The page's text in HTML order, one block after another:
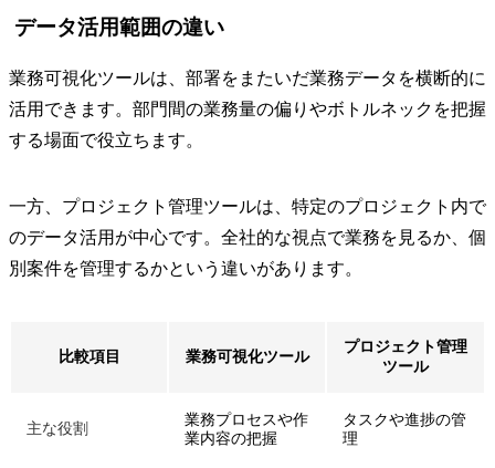
データ活用範囲の違い
業務可視化ツールは、部署をまたいだ業務データを横断的に
活用できます。部門間の業務量の偏りやボトルネックを把握
する場面で役立ちます。
一方、プロジェクト管理ツールは、特定のプロジェクト内で
のデータ活用が中心です。全社的な視点で業務を見るか、個
別案件を管理するかという違いがあります。
比較項目 業務可視化ツール
プロジェクト管理
ツール
主な役割
業務プロセスや作
業内容の把握
タスクや進捗の管
理